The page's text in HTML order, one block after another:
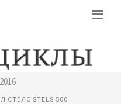
500 GT
СТЕЛС STELS 500